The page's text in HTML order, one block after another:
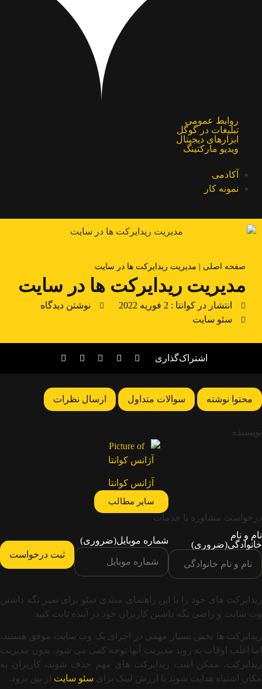
روابط عمومی
تبلیغات در گوگل
ابزارهای دیجیتال
ویدیو مارکتینگ
آکادمی
نمونه کار
صفحه اصلی مدیریت ریدایرکت ها در سایت
مدیریت ریدایرکت ها در سایت
انتشار در کوانتا : 2 فوریه 2022
نوشتن دیدگاه
سئو سایت
اشتراک‌گذاری
محتوا نوشته سوالات متداول ارسال نظرات
نویسنده
آژانس کوانتا
سایر مطالب
درخواست مشاوره یا خدمات
نام و نام
خانوادگی(ضروری) شماره موبایل(ضروری)
ریدایرکت های خود را با این راهنمای مبتدی سئو برای تمیز نگه داشتن
وب سایت و راضی نگه داشتن کاربران خود در آینده ثابت کنید.
ریدایرکت ها بخش بسیار مهمی در اجرای یک وب سایت موفق هستند،
اما اغلب اوقات به روند مدیریت آنها توجه کمی می شود. بدون مدیریت
ریدایرکت، ممکن است ریدایرکت های مهم حذف شوند، کاربران به
مکان اشتباه هدایت شوند یا ارزش لینک برای سئو سایت از بین برود.